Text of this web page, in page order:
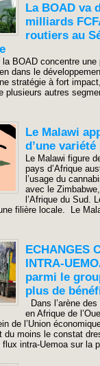
La BOAD va
milliards
routiers au
BOAD concentre
dans le
stratégie à fort
plusieurs autres
Le Malawi
d’une
Le Malawi figure
pays d’Afrique
l’usage du
avec le
l’Afrique du Sud.
filière locale. Le
ECHANGES
INTRA-
parmi le
plus de
Dans l’arène
en Afrique de
de l’Union
du moins le constat
intra-Uemoa sur la